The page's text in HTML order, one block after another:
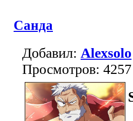
Санда
Добавил: Alexsolo
Просмотров: 4257